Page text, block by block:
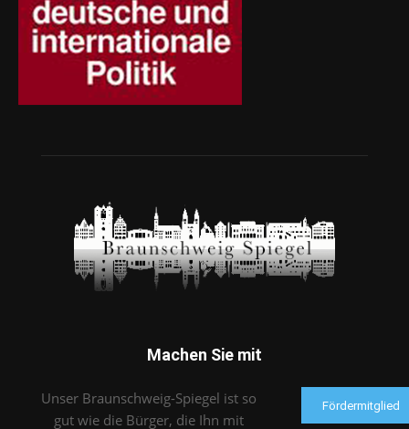
Machen Sie mit
Unser Braunschweig-Spiegel ist so
gut wie die Bürger, die Ihn mit
Fördermitglied